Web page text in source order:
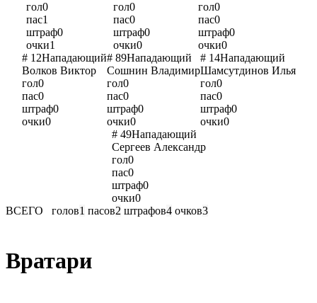
гол0
пас1
штраф0
очки1
гол0
пас0
штраф0
очки0
гол0
пас0
штраф0
очки0
# 12Нападающий
Волков Виктор
гол0
пас0
штраф0
очки0
# 89Нападающий
Сошнин Владимир
гол0
пас0
штраф0
очки0
# 14Нападающий
Шамсутдинов Илья
гол0
пас0
штраф0
очки0
# 49Нападающий
Сергеев Александр
гол0
пас0
штраф0
очки0
ВСЕГО
голов1 пасов2 штрафов4 очков3
Вратари